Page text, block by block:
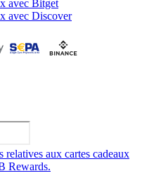
avec Bitget
avec Discover
relatives aux cartes cadeaux
Rewards.